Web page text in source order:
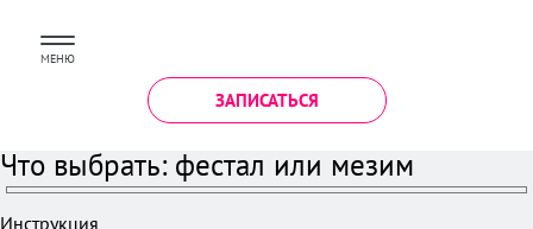
МЕНЮ
ЗАПИСАТЬСЯ
Что выбрать: фестал или мезим
Инструкция